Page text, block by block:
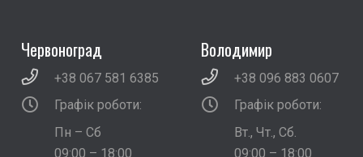
Червоноград
+38 067 581 6385
Графік роботи:
Пн – Сб
09:00 – 18:00
Володимир
+38 096 883 0607
Графік роботи:
Вт., Чт., Сб.
09:00 – 18:00